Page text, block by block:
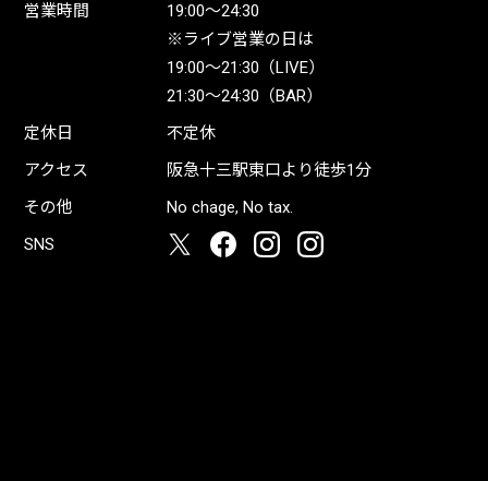
営業時間
19:00〜24:30
※ライブ営業の日は
19:00〜21:30（LIVE）
21:30〜24:30（BAR）
定休日
不定休
アクセス
阪急十三駅東口より徒歩1分
その他
No chage, No tax.
SNS